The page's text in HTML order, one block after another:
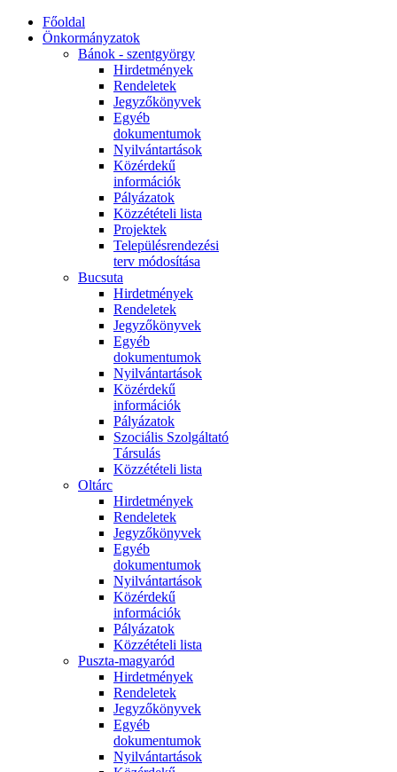
Főoldal
Önkormányzatok
Bánok - szentgyörgy
Hirdetmények
Rendeletek
Jegyzőkönyvek
Egyéb
dokumentumok
Nyilvántartások
Közérdekű
információk
Pályázatok
Közzétételi lista
Projektek
Településrendezési
terv módosítása
Bucsuta
Hirdetmények
Rendeletek
Jegyzőkönyvek
Egyéb
dokumentumok
Nyilvántartások
Közérdekű
információk
Pályázatok
Szociális Szolgáltató
Társulás
Közzétételi lista
Oltárc
Hirdetmények
Rendeletek
Jegyzőkönyvek
Egyéb
dokumentumok
Nyilvántartások
Közérdekű
információk
Pályázatok
Közzétételi lista
Puszta-magyaród
Hirdetmények
Rendeletek
Jegyzőkönyvek
Egyéb
dokumentumok
Nyilvántartások